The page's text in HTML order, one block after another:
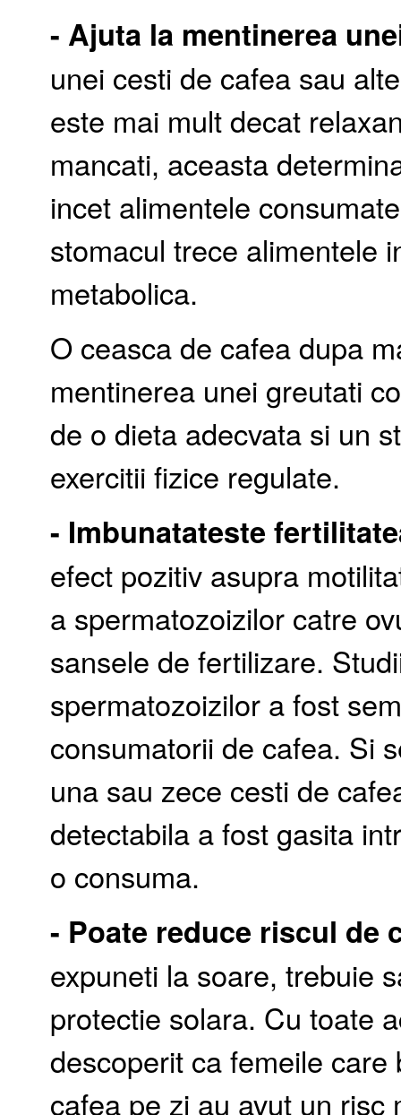
- Ajuta la mentinerea
unei cesti de cafea sau
este mai mult decat
mancati, aceasta
incet alimentele
stomacul trece alimentele
metabolica.
O ceasca de cafea dupa
mentinerea unei greutati
de o dieta adecvata si un
exercitii fizice regulate.
- Imbunatateste
efect pozitiv asupra
a spermatozoizilor catre
sansele de fertilizare.
spermatozoizilor a fost
consumatorii de cafea. Si
una sau zece cesti de
detectabila a fost gasita
o consuma.
- Poate reduce riscul de
expuneti la soare, trebuie
protectie solara. Cu toate
descoperit ca femeile
cafea pe zi au avut un